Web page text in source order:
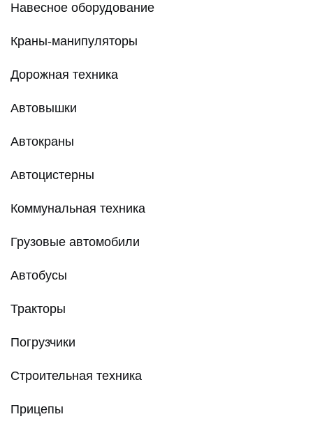
Навесное оборудование
Краны-манипуляторы
Дорожная техника
Автовышки
Автокраны
Автоцистерны
Коммунальная техника
Грузовые автомобили
Автобусы
Тракторы
Погрузчики
Строительная техника
Прицепы